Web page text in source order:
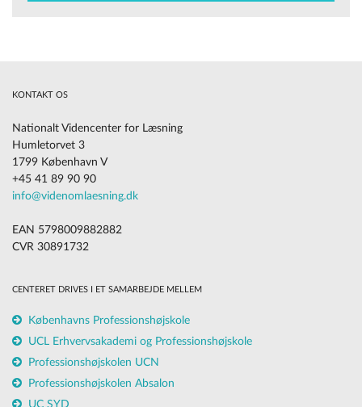
KONTAKT OS
Nationalt Videncenter for Læsning
Humletorvet 3
1799 København V
+45 41 89 90 90
info@videnomlaesning.dk
EAN 5798009882882
CVR 30891732
CENTERET DRIVES I ET SAMARBEJDE MELLEM
Københavns Professionshøjskole
UCL Erhvervsakademi og Professionshøjskole
Professionshøjskolen UCN
Professionshøjskolen Absalon